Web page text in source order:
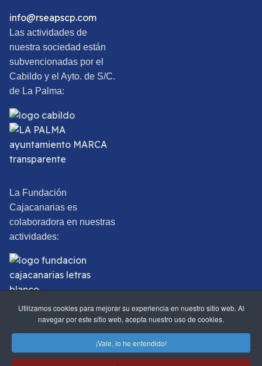
Utilizamos cookies para mejorar su experiencia en nuestro sitio web. Al
navegar por este sitio web, acepta nuestro uso de cookies.
¡Vale, lo he entendido!
info@rseapscp.com
Las actividades de
nuestra sociedad están
subvencionadas por el
Cabildo y el Ayto. de S/C.
de La Palma:
La Fundación
Cajacanarias es
colaboradora en nuestras
actividades:
©2025 Real Sociedad Económica de Amigos del País de Santa
Cruz de La Palma.